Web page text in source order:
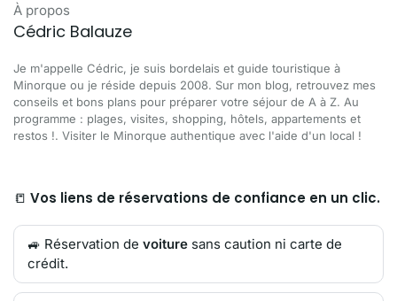
À propos
Cédric Balauze
Je m'appelle Cédric, je suis bordelais et guide touristique à
Minorque ou je réside depuis 2008. Sur mon blog, retrouvez mes
conseils et bons plans pour préparer votre séjour de A à Z. Au
programme : plages, visites, shopping, hôtels, appartements et
restos !. Visiter le Minorque authentique avec l'aide d'un local !
📒 Vos liens de réservations de confiance en un clic.
🚙 Réservation de voiture sans caution ni carte de
crédit.